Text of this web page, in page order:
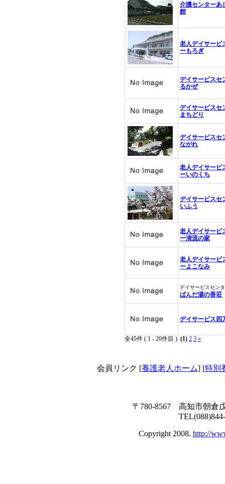
介護センターあ
館
老人デイサービ
ーもろぎ
デイサービスセ
るかぜ
デイサービスセ
まちどり
デイサービスセ
ながれ
老人デイサービ
ーいのくち
デイサービスセ
いふう
老人デイサービ
ー清流の家
老人デイサービ
ーよこなみ
デイサービスセン
ばんだ湯の香荘
デイサービス四
全45件 ( 1 - 20件目 ) (1) 2 3 »
会員リンク [養護老人ホーム] [特別
〒780-8567 高知市朝倉
Copyright 2008. http://